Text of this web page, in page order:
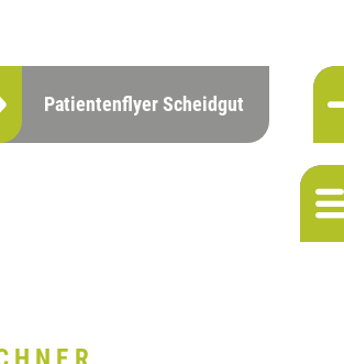
Patientenflyer Scheidgut